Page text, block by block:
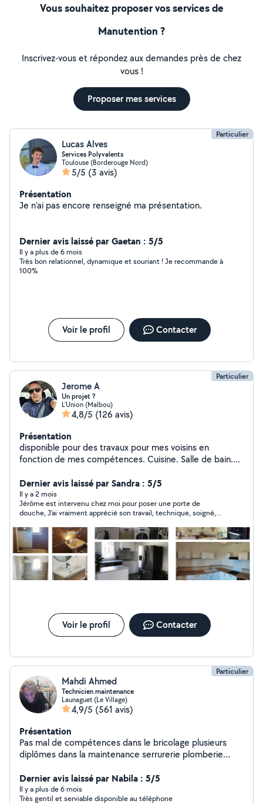
Vous souhaitez proposer vos services de
Manutention ?
Inscrivez-vous et répondez aux demandes près de chez
vous !
Proposer mes services
Particulier
Lucas Alves
Services Polyvalents
Toulouse (Borderouge Nord)
5/5 (3 avis)
Présentation
Je n'ai pas encore renseigné ma présentation.
Dernier avis laissé par Gaetan : 5/5
Il y a plus de 6 mois
Très bon relationnel, dynamique et souriant ! Je recommande à
100%
Voir le profil Contacter
Particulier
Jerome A
Un projet ?
L'Union (Malbou)
4,8/5 (126 avis)
Présentation
disponible pour des travaux pour mes voisins en
fonction de mes compétences. Cuisine. Salle de bain.
Nettoyage. Renovation N'hésitez pas car je suis sur
L'union donc pas loin. En vous remerciant et au plaisir de
pouvoir vous aider.
Dernier avis laissé par Sandra : 5/5
Il y a 2 mois
Jérôme est intervenu chez moi pour poser une porte de
douche, J'ai vraiment apprécié son travail, technique, soigné,
vivement Jérôme,
Voir le profil Contacter
Particulier
Mahdi Ahmed
Technicien maintenance
Launaguet (Le Village)
4,9/5 (561 avis)
Présentation
Pas mal de compétences dans le bricolage plusieurs
diplômes dans la maintenance serrurerie plomberie
nesiter pas a me connecter
Dernier avis laissé par Nabila : 5/5
Il y a plus de 6 mois
Très gentil et serviable disponible au téléphone